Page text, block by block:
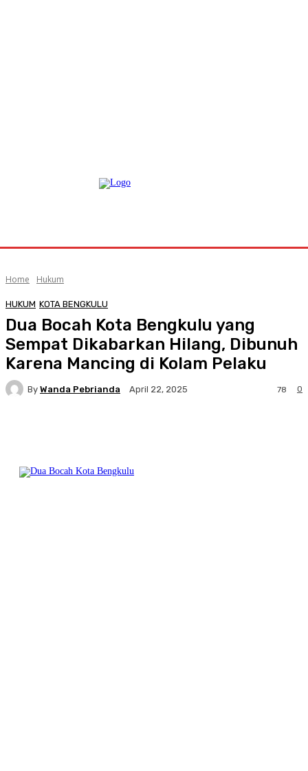
Home Hukum
HUKUM KOTA BENGKULU
Dua Bocah Kota Bengkulu yang
Sempat Dikabarkan Hilang, Dibunuh
Karena Mancing di Kolam Pelaku
By Wanda Pebrianda April 22, 2025 0
78